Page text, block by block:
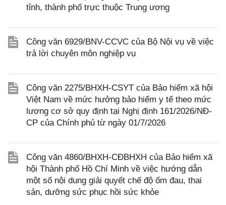
tỉnh, thành phố trực thuộc Trung ương
Công văn 6929/BNV-CCVC của Bộ Nội vụ về việc
trả lời chuyên môn nghiệp vụ
Công văn 2275/BHXH-CSYT của Bảo hiểm xã hội
Việt Nam về mức hưởng bảo hiểm y tế theo mức
lương cơ sở quy định tại Nghị định 161/2026/NĐ-
CP của Chính phủ từ ngày 01/7/2026
Công văn 4860/BHXH-CĐBHXH của Bảo hiểm xã
hội Thành phố Hồ Chí Minh về việc hướng dẫn
một số nội dung giải quyết chế độ ốm đau, thai
sản, dưỡng sức phục hồi sức khỏe